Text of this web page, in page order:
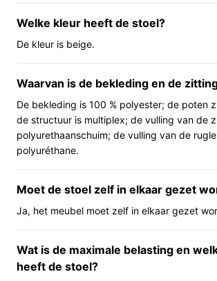
Comfortabele diepe zitting die
achterover te leunen of van positie
Vaste armleuningen geven
en ontspannen van schouders bij
middellange werksessies.
Mobiel en wendbaar dankzij 360°
bureaublad reikt.
Voor wie is dit geschikt?
Deze stoel past bij volwassenen die een
bureaustoel willen met een diepe zitting
Welke kleur heeft de stoel?
De kleur is beige.
Waarvan is de bekleding en de
De bekleding is 100 % polyester; de poten
de structuur is multiplex; de vulling van de
polyurethaanschuim; de vulling van de
polyuréthane.
Moet de stoel zelf in elkaar gezet
Ja, het meubel moet zelf in elkaar gezet
Wat is de maximale belasting en
heeft de stoel?